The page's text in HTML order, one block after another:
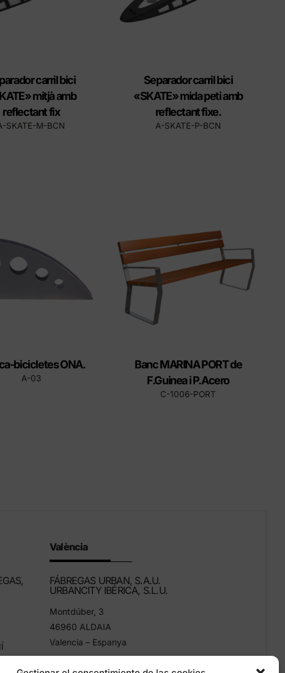
carril bici
mitjà amb
reflectant fix
SKATE-M-BCN
Separador carril bici
«SKATE» mida peti amb
reflectant fixe.
A-SKATE-P-BCN
bicicletes ONA.
A-03
Banc MARINA PORT de
F.Guinea i P.Acero
C-1006-PORT
València
FÁBREGAS URBAN, S.A.U.
URBANCITY IBÉRICA, S.L.U.
Montdúber, 3
46960 ALDAIA
Valencia – Espanya